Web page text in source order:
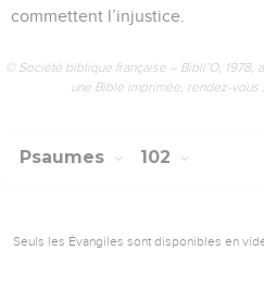
commettent l’injustice.
© Société biblique française – Bibli’O, 1978,
une Bible imprimée, rendez-
Psaumes 102
Seuls les Évangiles sont disponibles en